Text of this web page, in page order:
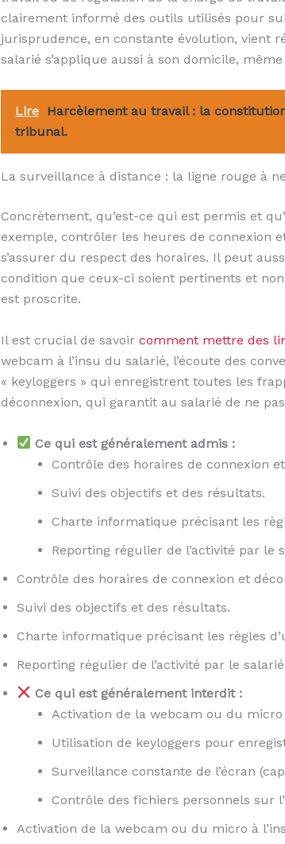
clairement informé des outils utilisés pour
jurisprudence, en constante évolution, vient
salarié s’applique aussi à son domicile,
Lire
Harcèlement au travail : la
tribunal.
La surveillance à distance : la ligne rouge à
Concrètement, qu’est-ce qui est permis et
exemple, contrôler les heures de connexion
s’assurer du respect des horaires. Il peut
condition que ceux-ci soient pertinents et
est proscrite.
Il est crucial de savoir comment mettre des
webcam à l’insu du salarié, l’écoute des
« keyloggers » qui enregistrent toutes les
déconnexion, qui garantit au salarié de ne
Ce qui est généralement admis :
Contrôle des horaires de connexion
Suivi des objectifs et des résultats.
Charte informatique précisant les
Reporting régulier de l’activité par le
Contrôle des horaires de connexion et
Suivi des objectifs et des résultats.
Charte informatique précisant les règles
Reporting régulier de l’activité par le
Ce qui est généralement interdit :
Activation de la webcam ou du micro
Utilisation de keyloggers pour
Surveillance constante de l’écran
Contrôle des fichiers personnels sur
Activation de la webcam ou du micro à